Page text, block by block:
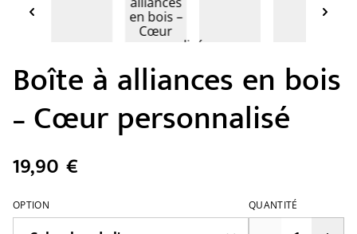
Boîte à alliances en bois
– Cœur personnalisé
19,90 €
OPTION QUANTITÉ